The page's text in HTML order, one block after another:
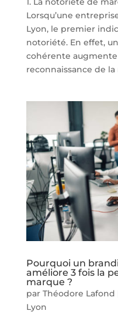
Lorsqu’une
Lyon, le premier
notoriété. En effet,
cohérente
reconnaissance de la
Pourquoi un
améliore 3 fois la
marque ?
par Théodore Lafond
Lyon